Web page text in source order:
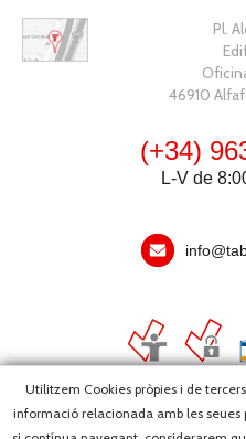
Utilitzem Cookies pròpies i de
informació relacionada amb les
Pl.
46910
(+34)
L-V de
Copyright, 2026 © Editorial